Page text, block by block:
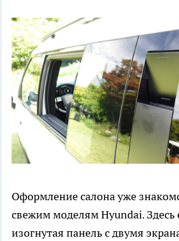
Оформление салона уже
свежим моделям Hyundai. Здесь
изогнутая панель с двумя